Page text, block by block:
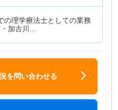
の理学療法士としての業務
・加古川…
を問い合わせる